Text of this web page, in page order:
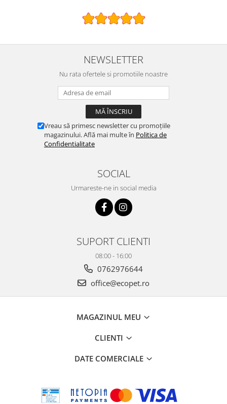
NEWSLETTER
Nu rata ofertele si promotiile noastre
Vreau să primesc newsletter cu promoțiile
magazinului. Află mai multe în Politica de
Confidentialitate
SOCIAL
Urmareste-ne in social media
SUPORT CLIENTI
08:00 - 16:00
0762976644
office@ecopet.ro
MAGAZINUL MEU
CLIENTI
DATE COMERCIALE